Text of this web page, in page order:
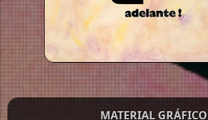
MATERIAL GRÁFICO